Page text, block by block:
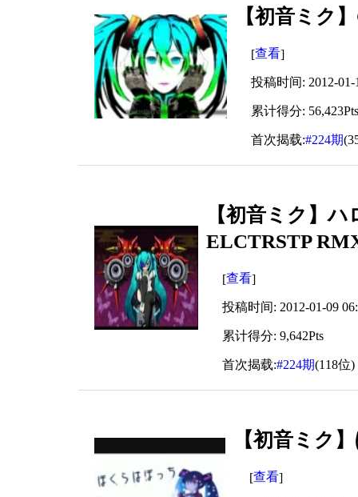
【初音ミク
[查看]
投稿时间: 2012-01-
累计得分:
首次揭载:#224期
【初音ミク】
ELCTRSTP
[查看]
投稿时间: 2012-01-09
累计得分: 9,642Pts
首次揭载:#224期(118位)
【初音ミク
[查看]